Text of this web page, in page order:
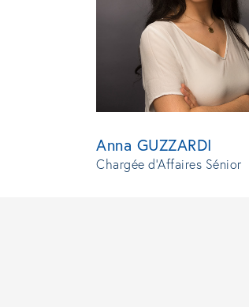
Anna GUZZARDI
Chargée d'Affaires Sénior